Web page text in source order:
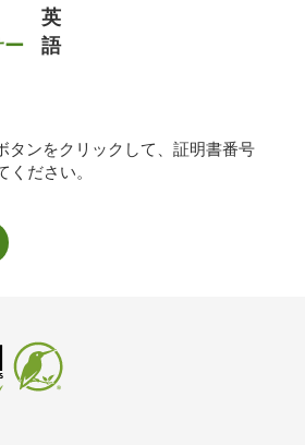
英
語
タンをクリックして、証明書番号
ださい。